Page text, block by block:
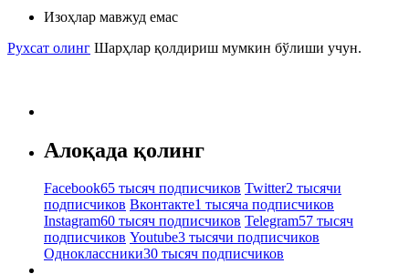
Изоҳлар мавжуд емас
Рухсат олинг Шарҳлар қолдириш мумкин бўлиши учун.
Алоқада қолинг
Facebook65 тысяч подписчиков Twitter2 тысячи
подписчиков Вконтакте1 тысяча подписчиков
Instagram60 тысяч подписчиков Telegram57 тысяч
подписчиков Youtube3 тысячи подписчиков
Одноклассники30 тысяч подписчиков